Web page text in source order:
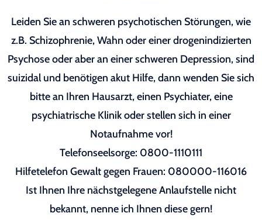
Leiden Sie an schweren psychotischen Störungen, wie
z.B. Schizophrenie, Wahn oder einer drogenindizierten
Psychose oder aber an einer schweren Depression, sind
suizidal und benötigen akut Hilfe, dann wenden Sie sich
bitte an Ihren Hausarzt, einen Psychiater, eine
psychiatrische Klinik oder stellen sich in einer
Notaufnahme vor!
Telefonseelsorge: 0800-1110111
Hilfetelefon Gewalt gegen Frauen: 080000-116016
Ist Ihnen Ihre nächstgelegene Anlaufstelle nicht
bekannt, nenne ich Ihnen diese gern!